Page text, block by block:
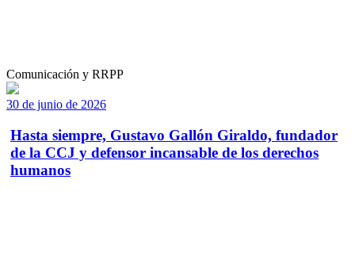
Comunicación y RRPP
30 de junio de 2026
Hasta siempre, Gustavo Gallón Giraldo, fundador
de la CCJ y defensor incansable de los derechos
humanos